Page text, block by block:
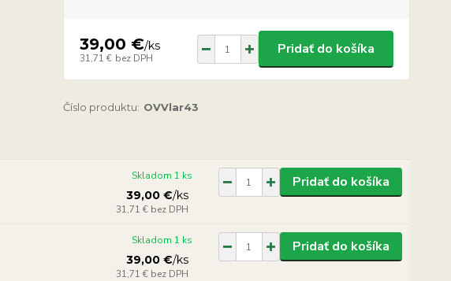
39,00 €/ks
31,71 € bez DPH
Pridať do košíka
Číslo produktu: OVVlar43
39,00 €/ks
31,71 € bez DPH
Skladom 1 ks Pridať do košíka
39,00 €/ks
31,71 € bez DPH
Skladom 1 ks Pridať do košíka